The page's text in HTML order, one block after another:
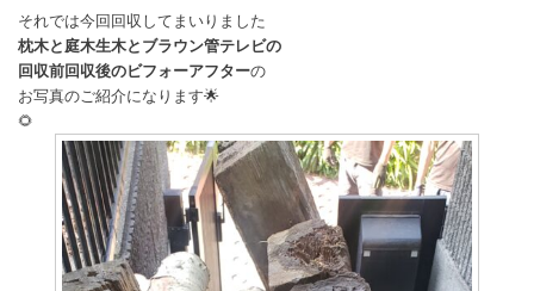
それでは今回回収してまいりました
枕木と庭木生木とブラウン管テレビの
回収前回収後のビフォーアフターの
お写真のご紹介になります🌟
🌻